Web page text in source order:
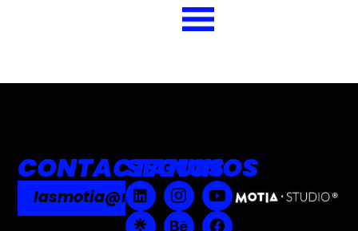
EN
CONTACTANOS
lasmotia@motia.studio
SEGUINOS